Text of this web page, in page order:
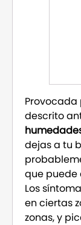
descrito
dejas a tu
que puede
Los
en ciertas
zonas, y